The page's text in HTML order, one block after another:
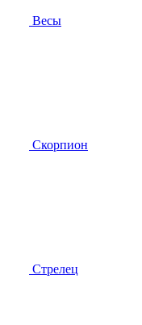
Весы
Скорпион
Стрелец